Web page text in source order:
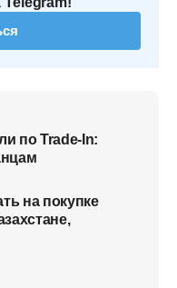
по Trade-In:
на покупке